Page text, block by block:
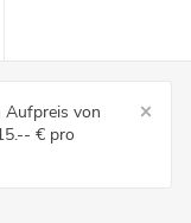
Aufpreis von
€ pro